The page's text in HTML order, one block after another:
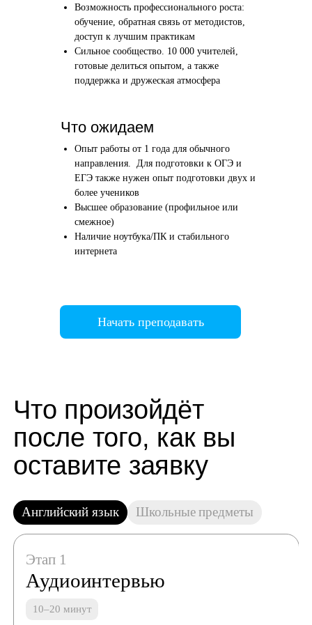
Начать преподавать
Что ожидаем
Возможность профессионального роста:
обучение, обратная связь от методистов,
доступ к лучшим практикам
Сильное сообщество. 10 000 учителей,
готовые делиться опытом, а также
поддержка и дружеская атмосфера
Опыт работы от 1 года для обычного
направления. Для подготовки к ОГЭ и
ЕГЭ также нужен опыт подготовки двух и
более учеников
Высшее образование (профильное или
смежное)
Наличие ноутбука/ПК и стабильного
интернета
Аудиоинтервью
Отвечаете по-английски на 4 вопроса
Начать преподавать